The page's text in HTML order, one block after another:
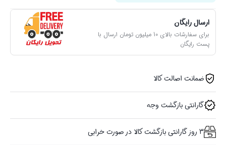
ارسال رایگان
برای سفارشات بالای 10 میلیون تومان ارسال با
پست رایگان
ضمانت اصالت کالا
گارانتی بازگشت وجه
3 روز گارانتی بازگشت کالا در صورت خرابی